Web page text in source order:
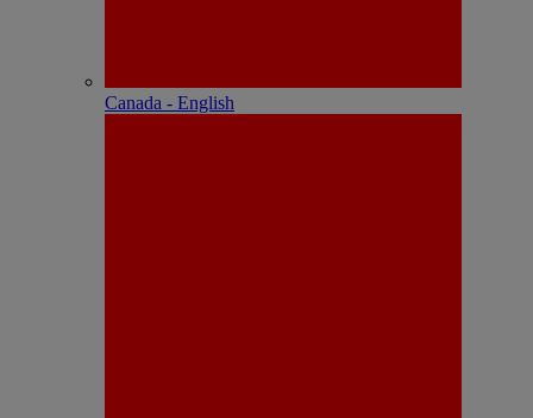
Canada - English